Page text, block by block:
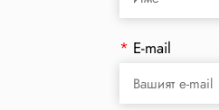
* E-mail